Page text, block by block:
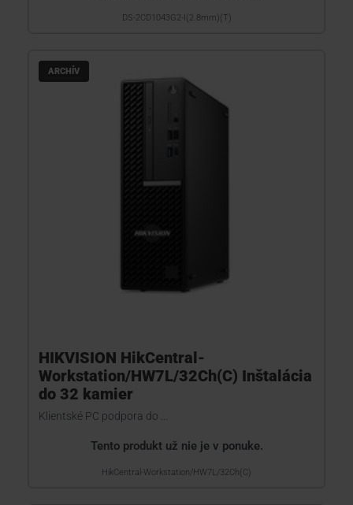
DS-2CD1043G2-I(2.8mm)(T)
ARCHÍV
HIKVISION HikCentral-
Workstation/HW7L/32Ch(C) Inštalácia
do 32 kamier
Klientské PC podpora do ...
Tento produkt už nie je v ponuke.
HikCentral-Workstation/HW7L/32Ch(C)